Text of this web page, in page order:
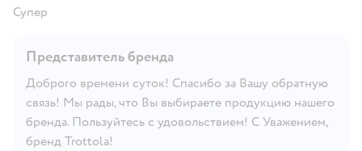
Супер
Представитель бренда
Доброго времени суток! Спасибо за Вашу обратную
связь! Мы рады, что Вы выбираете продукцию нашего
бренда. Пользуйтесь с удовольствием! С Уважением,
бренд Trottola!